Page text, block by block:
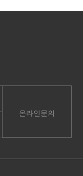
온라인문의